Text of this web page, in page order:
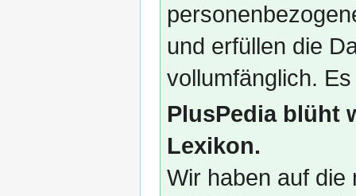
und erfüllen die
vollumfänglich.
PlusPedia blüht
Lexikon.
Wir haben auf die